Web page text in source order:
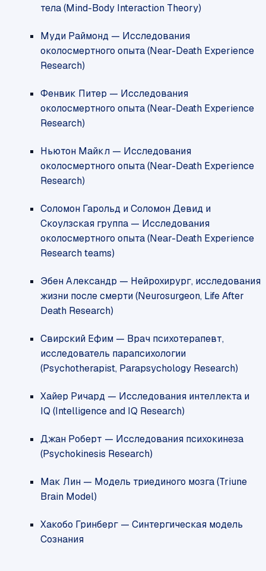
тела (Mind-Body Interaction Theory)
Муди Раймонд — Исследования
околосмертного опыта (Near-Death Experience
Research)
Фенвик Питер — Исследования
околосмертного опыта (Near-Death Experience
Research)
Ньютон Майкл — Исследования
околосмертного опыта (Near-Death Experience
Research)
Соломон Гарольд и Соломон Девид и
Скоулзская группа — Исследования
околосмертного опыта (Near-Death Experience
Research teams)
Эбен Александр — Нейрохирург, исследования
жизни после смерти (Neurosurgeon, Life After
Death Research)
Свирский Ефим — Врач психотерапевт,
исследователь парапсихологии
(Psychotherapist, Parapsychology Research)
Хайер Ричард — Исследования интеллекта и
IQ (Intelligence and IQ Research)
Джан Роберт — Исследования психокинеза
(Psychokinesis Research)
Мак Лин — Модель триединого мозга (Triune
Brain Model)
Хакобо Гринберг — Синтергическая модель
Сознания